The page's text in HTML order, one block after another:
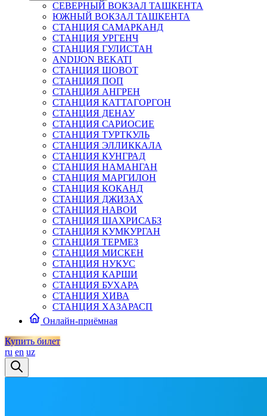
СЕВЕРНЫЙ ВОКЗАЛ ТАШКЕНТА
ЮЖНЫЙ ВОКЗАЛ ТАШКЕНТА
СТАНЦИЯ САМАРКАНД
СТАНЦИЯ УРГЕНЧ
СТАНЦИЯ ГУЛИСТАН
ANDIJON BEKATI
СТАНЦИЯ ШОВОТ
СТАНЦИЯ ПОП
СТАНЦИЯ АНГРЕН
СТАНЦИЯ КАТТАГОРГОН
СТАНЦИЯ ДЕНАУ
СТАНЦИЯ САРИОСИЕ
СТАНЦИЯ ТУРТКУЛЬ
СТАНЦИЯ ЭЛЛИККАЛА
СТАНЦИЯ КУНГРАД
СТАНЦИЯ НАМАНГАН
СТАНЦИЯ МАРГИЛОН
СТАНЦИЯ КОКАНД
СТАНЦИЯ ДЖИЗАХ
СТАНЦИЯ НАВОИ
СТАНЦИЯ ШАХРИСАБЗ
СТАНЦИЯ КУМКУРГАН
СТАНЦИЯ ТЕРМЕЗ
СТАНЦИЯ МИСКЕН
СТАНЦИЯ НУКУС
СТАНЦИЯ КАРШИ
СТАНЦИЯ БУХАРА
СТАНЦИЯ ХИВА
СТАНЦИЯ ХАЗАРАСП
Онлайн-приёмная
Купить билет
ru en uz